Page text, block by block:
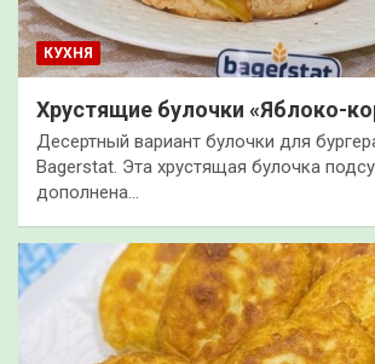
КУХНЯ
Хрустящие булочки «Яблоко-
Десертный вариант булочки для
Bagerstat. Эта хрустящая булочка
дополнена…